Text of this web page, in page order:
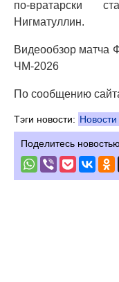
по-вратарски
Нигматуллин.
Видеообзор матча
ЧМ-2026
По сообщению
Тэги новости:
Поделитесь